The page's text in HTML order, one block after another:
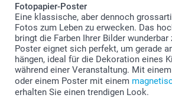
Fotopapier-Poster
Eine klassische, aber dennoch
Fotos zum Leben zu erwecken. Das
bringt die Farben Ihrer Bilder wunderbar
Poster eignet sich perfekt, um gerade
hängen, ideal für die Dekoration eines
während einer Veranstaltung. Mit einem
oder einem Poster mit einem
erhalten Sie einen trendigen Look.